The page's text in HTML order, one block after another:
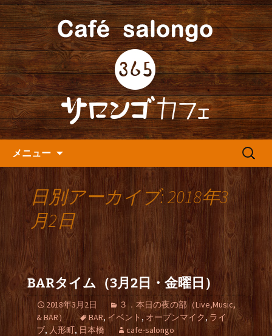
人形町の『365(サロンゴ)カフ
ェ』よりお知らせ
人形町の音楽カフェ『365カフェ』より
最新情報をお届けします。
メニュー
検
日別アーカイブ: 2018年3
月2日
BARタイム（3月2日・金曜日）
2018年3月2日
３．本日の夜の部（Live,Music,
& BAR）
BAR, イベント , オープンマイク, ライ
ブ, 人形町, 日本橋 cafe-salongo